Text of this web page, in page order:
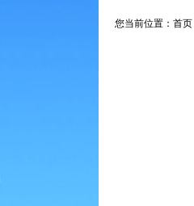
您当前位置： 首页